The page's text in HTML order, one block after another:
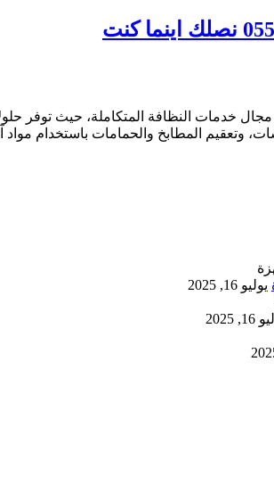
خدمات النظافة المتكاملة، حيث توفر
وتعقيم المطابخ والحمامات باستخدام
يوليو 16, 2025
2025